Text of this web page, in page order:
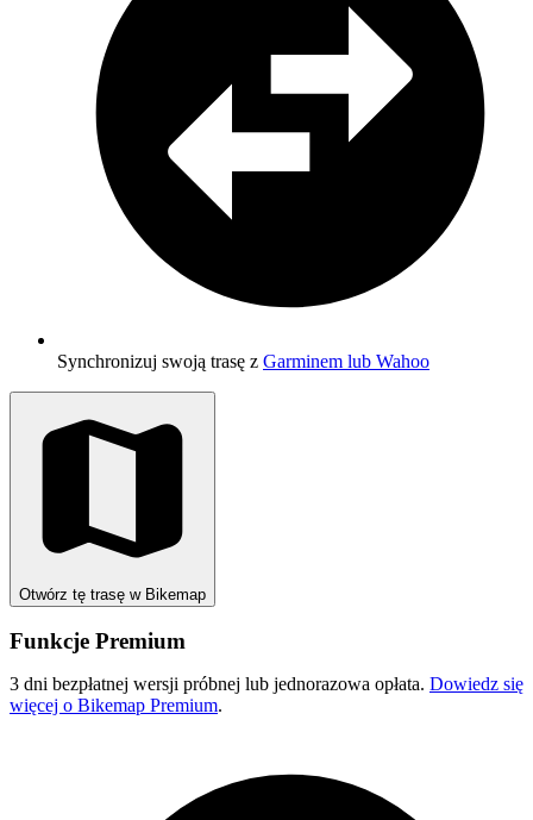
Synchronizuj swoją trasę z Garminem lub Wahoo
Otwórz tę trasę w Bikemap
Funkcje Premium
3 dni bezpłatnej wersji próbnej lub jednorazowa opłata. Dowiedz się
więcej o Bikemap Premium.